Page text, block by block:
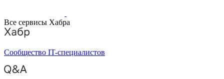
Все сервисы Хабра
Сообщество IT-специалистов